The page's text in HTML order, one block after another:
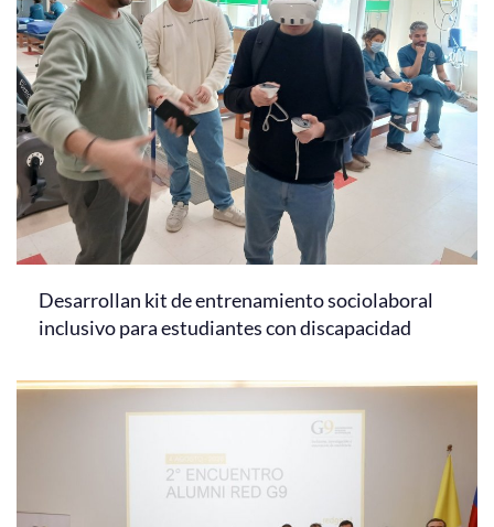
Desarrollan kit de entrenamiento sociolaboral
inclusivo para estudiantes con discapacidad